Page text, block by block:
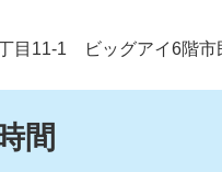
目11-1 ビッグアイ6階市
間